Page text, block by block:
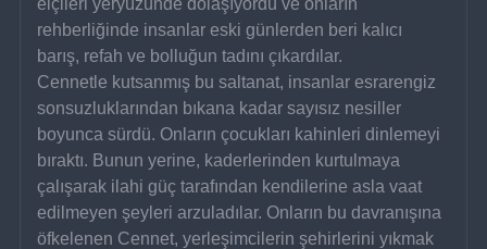
elçileri yeryüzünde dolaşıyordu ve onların
rehberliğinde insanlar eski günlerden beri kalıcı
barış, refah ve bolluğun tadını çıkardılar.
Cennetle kutsanmış bu saltanat, insanlar esrarengiz
sonsuzluklarından bıkana kadar sayısız nesiller
boyunca sürdü. Onların çocukları kahinleri dinlemeyi
bıraktı. Bunun yerine, kaderlerinden kurtulmaya
çalışarak ilahi güç tarafından kendilerine asla vaat
edilmeyen şeyleri arzuladılar. Onların bu davranışına
öfkelenen Cennet, yerleşimcilerin şehirlerini yıkmak